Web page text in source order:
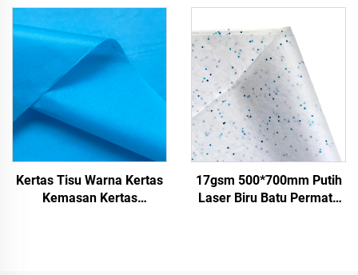
Kemasan Hadiah
Makanan, Grosir Pabrik
Kertas Pembungkus
Kemasan Pembungkus
Hadiah Pakaian Barang
Kertas Tisu
Kertas Tisu Warna Kertas
Kemasan Kertas
17gsm 500*700mm Putih
Laser Biru Batu Permata